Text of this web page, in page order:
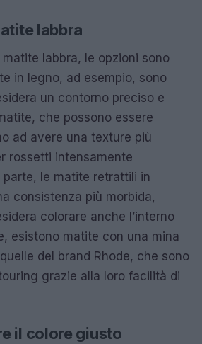
labbra
labbra, le opzioni sono
in legno, ad esempio, sono
un contorno preciso e
che possono essere
ad avere una texture più
rossetti intensamente
parte, le matite retrattili in
consistenza più morbida,
colorare anche l’interno
esistono matite con una mina
del brand Rhode, che sono
grazie alla loro facilità di
il colore giusto